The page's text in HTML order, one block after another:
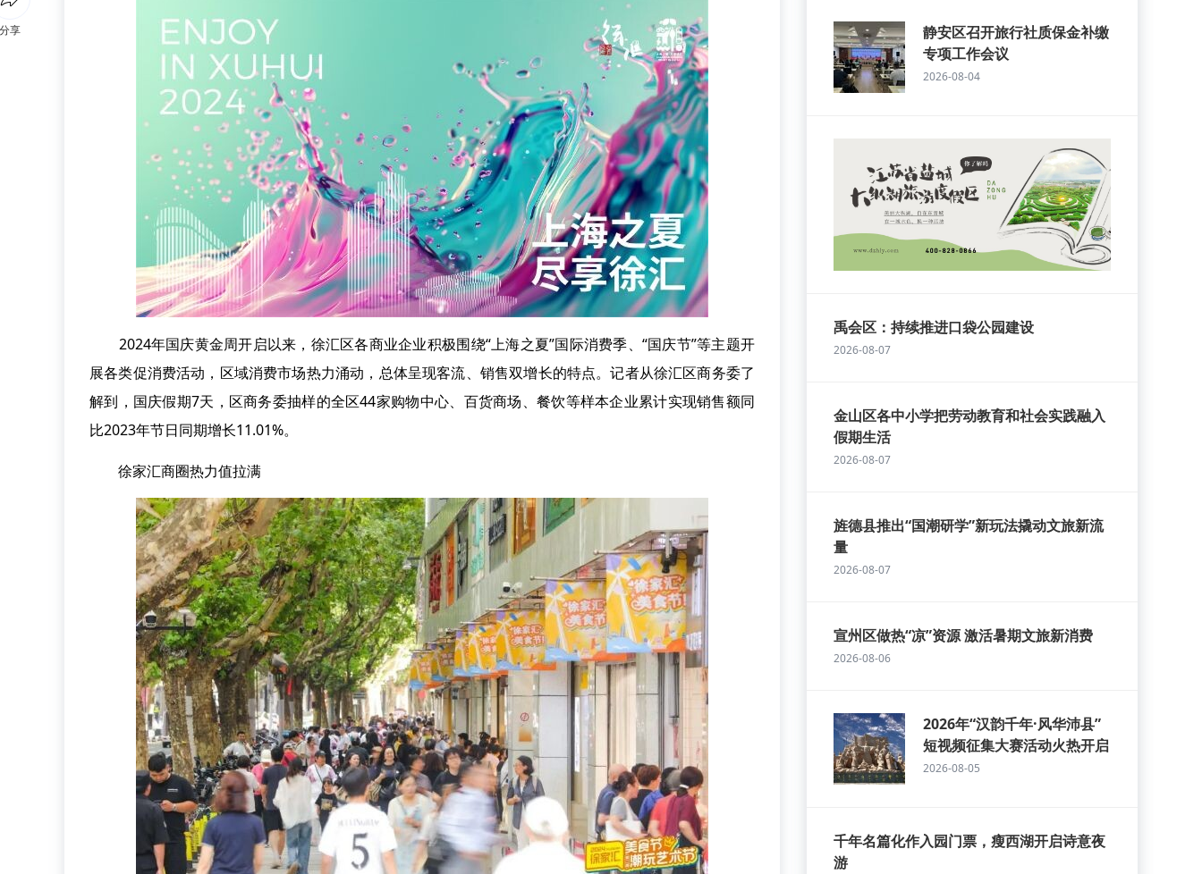
2024年国庆黄金周开启以来，徐汇区各商业企业积极围绕“上海之夏”国际消费季、“国庆节”等主题开
展各类促消费活动，区域消费市场热力涌动，总体呈现客流、销售双增长的特点。记者从徐汇区商务委了
解到，国庆假期7天，区商务委抽样的全区44家购物中心、百货商场、餐饮等样本企业累计实现销售额同
比2023年节日同期增长11.01%。
徐家汇商圈热力值拉满
静安区召开旅行社质保金补缴
专项工作会议
2026-08-04
禹会区：持续推进口袋公园建设
2026-08-07
金山区各中小学把劳动教育和社会实践融入
假期生活
2026-08-07
旌德县推出“国潮研学”新玩法撬动文旅新流
量
2026-08-07
宣州区做热“凉”资源 激活暑期文旅新消费
2026-08-06
2026年“汉韵千年·风华沛县”
短视频征集大赛活动火热开启
2026-08-05
千年名篇化作入园门票，瘦西湖开启诗意夜
游
分享